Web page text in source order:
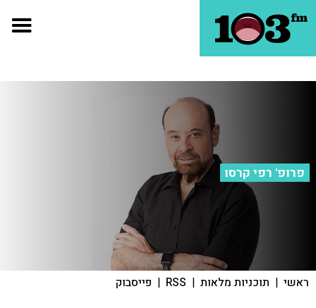
פרופ' רפי קרסו
ראשי | תוכניות מלאות |
RSS
| פייסבוק